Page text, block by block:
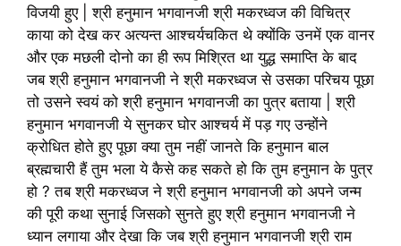
विजयी हुए | श्री हनुमान भगवानजी श्री मकरध्वज की विचित्र
काया को देख कर अत्यन्त आश्चर्यचकित थे क्योंकि उनमें एक वानर
और एक मछली दोनो का ही रूप मिश्रित था युद्ध समाप्ति के बाद
जब श्री हनुमान भगवानजी ने श्री मकरध्वज से उसका परिचय पूछा
तो उसने स्वयं को श्री हनुमान भगवानजी का पुत्र बताया | श्री
हनुमान भगवानजी ये सुनकर घोर आश्चर्य में पड़ गए उन्होंने
क्रोधित होते हुए पूछा क्या तुम नहीं जानते कि हनुमान बाल
ब्रह्मचारी हैं तुम भला ये कैसे कह सकते हो कि तुम हनुमान के पुत्र
हो ? तब श्री मकरध्वज ने श्री हनुमान भगवानजी को अपने जन्म
की पूरी कथा सुनाई जिसको सुनते हुए श्री हनुमान भगवानजी ने
ध्यान लगाया और देखा कि जब श्री हनुमान भगवानजी श्री राम